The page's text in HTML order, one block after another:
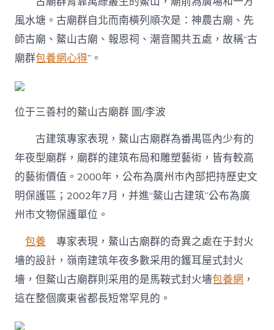
風水塘。古廟群自北而南橫列順次是：神農古廟、先
師古廟、鰲山古廟、報恩祠、潮音閣共五處，故稱“古
廟群包養網心得”。
位于三善村的鰲山古廟群 圖/李波
古建筑專家表現，鰲山古廟群為番禺區內少有的
年夜型廟群，廟群的建筑布局和雕塑藝術，皆有較高
的藝術價值。2000年，公布為廣州市內部把持歷史文
明保護區；2002年7月，并進“鰲山古建筑”公布為廣
州市文物保護單位。
包養 專家表現，鰲山古廟群的奇異之處在于封火
墻的設計，嶺南建筑年夜多數采用的鑊耳屋式封火
墻，但鰲山古廟群則采用的是馬鞍式封火墻包養網 ，
這在整個廣東省都長短常罕見的。